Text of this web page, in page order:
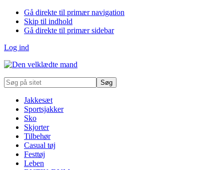
Gå direkte til primær navigation
Skip til indhold
Gå direkte til primær sidebar
Log ind
Søg
på
Jakkesæt
Sportsjakker
Sko
Skjorter
Tilbehør
Casual tøj
Festtøj
Leben